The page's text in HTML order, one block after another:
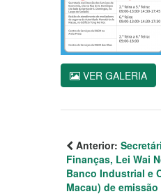
VER GALERIA
Anterior:
Finanças, Lei Wai
Banco Industrial e
Macau) de